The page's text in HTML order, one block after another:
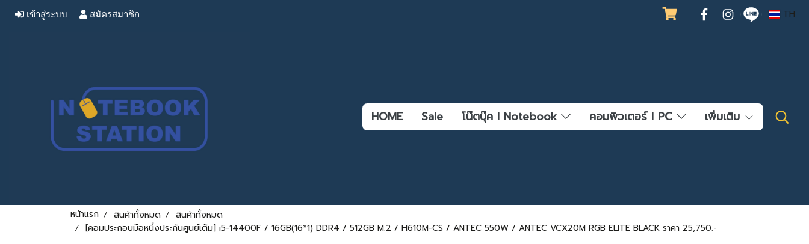
เข้าสู่ระบบ สมัครสมาชิก TH
HOME Sale โน๊ตบุ๊ค l Notebook คอมพิวเตอร์ l PC เพิ่มเติม
หน้าแรก สินค้าทั้งหมด
สินค้าทั้งหมด
[คอมประกอบมือหนึ่งประกันศูนย์เต็ม] i5-14400F / 16GB(16*1) DDR4 / 512GB M.2 / H610M-CS / ANTEC 550W / ANTEC VCX20M RGB ELITE BLACK ราคา 25,750.-